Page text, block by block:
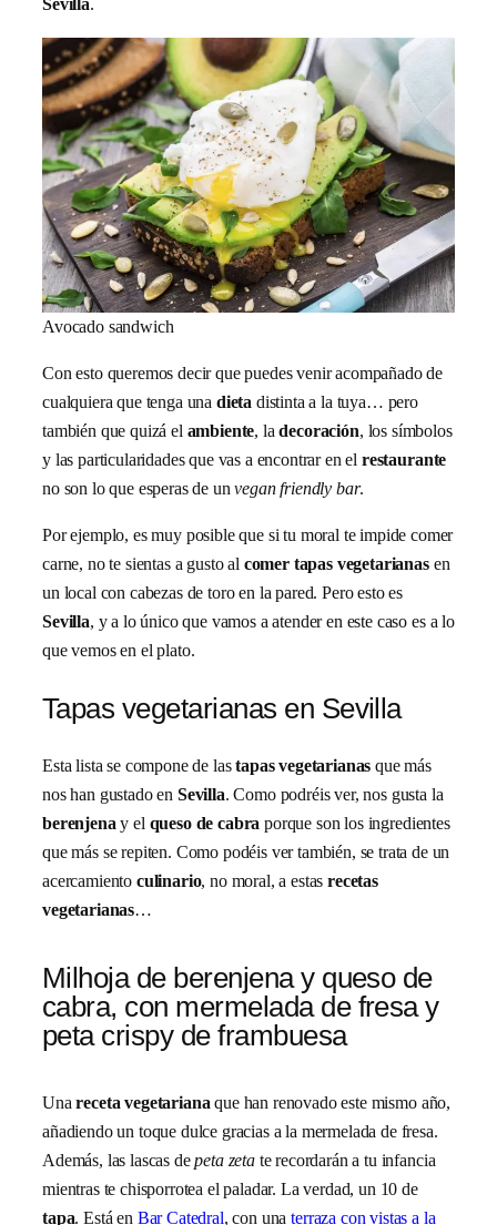
Sevilla.
Avocado sandwich
Con esto queremos decir que puedes venir acompañado de
cualquiera que tenga una dieta distinta a la tuya… pero
también que quizá el ambiente, ladecoración, los símbolos
y las particularidades que vas a encontrar en el restaurante
no son lo que esperas de unvegan friendly bar.
Por ejemplo, es muy posible que si tu moral te impide comer
carne, no te sientas a gusto al comer tapas vegetarianasen
un local con cabezas de toro en la pared. Pero esto es
Sevilla, y a lo único que vamos a atender en este caso es a lo
que vemos en el plato.
Tapas vegetarianas en Sevilla
Esta lista se compone de lastapas vegetarianas que más
nos han gustado en Sevilla. Como podréis ver, nos gusta la
berenjenay el queso de cabra porque son los ingredientes
que más se repiten. Como podéis ver también, se trata de un
acercamiento culinario, no moral, a estasrecetas
vegetarianas…
Milhoja de berenjena y queso de
cabra, con mermelada de fresa y
peta crispy de frambuesa
Unareceta vegetariana que han renovado este mismo año,
añadiendo un toque dulce gracias a la mermelada de fresa.
Además, las lascas depeta zetate recordarán a tu infancia
mientras te chisporrotea el paladar. La verdad, un 10 de
tapa. Está en Bar Catedral, con unaterraza con vistas a la